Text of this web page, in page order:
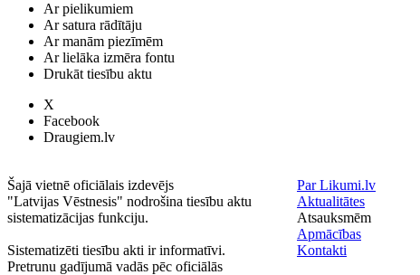
Ar pielikumiem
Ar satura rādītāju
Ar manām piezīmēm
Ar lielāka izmēra fontu
Drukāt tiesību aktu
X
Facebook
Draugiem.lv
Šajā vietnē oficiālais izdevējs
"Latvijas Vēstnesis" nodrošina tiesību aktu
sistematizācijas funkciju.
Sistematizēti tiesību akti ir informatīvi.
Pretrunu gadījumā vadās pēc oficiālās
Par Likumi.lv
Aktualitātes
Atsauksmēm
Apmācības
Kontakti